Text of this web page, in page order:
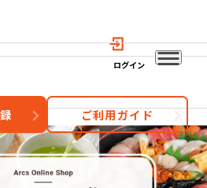
ログイン
ご利用ガイド